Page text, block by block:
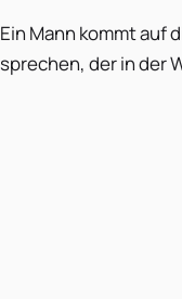
Ein Mann kommt auf
sprechen, der in der